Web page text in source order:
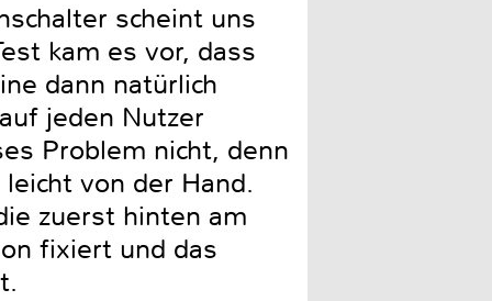
scheint uns
kam es vor, dass
dann natürlich
jeden Nutzer
Problem nicht, denn
von der Hand.
zuerst hinten am
fixiert und das